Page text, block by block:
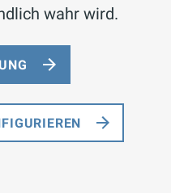
wahr wird.